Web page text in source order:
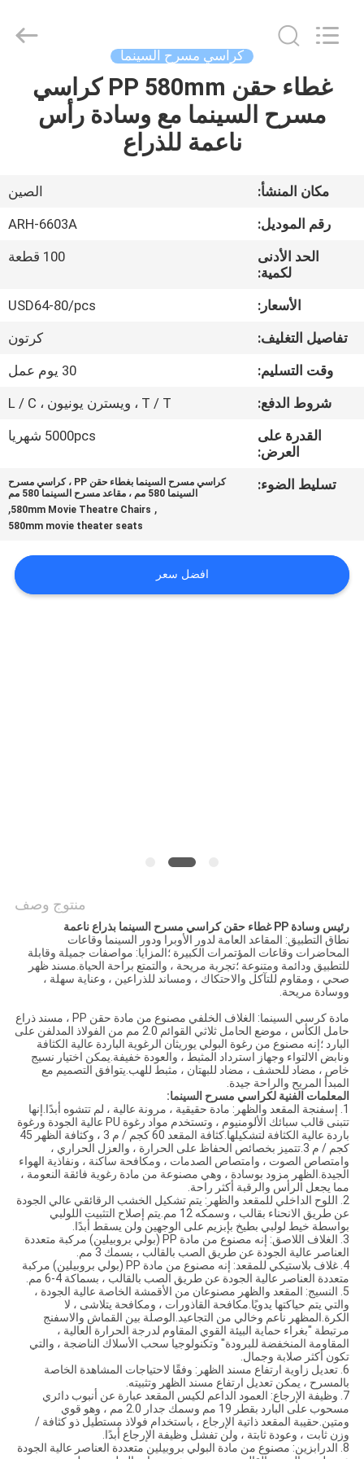
منزل،
معلومات
في
المعمل
مراقبة
الجودة
اتصل
مدونات
Commercial
Co.,Ltd.
كراسي مسرح السينما
غطاء حقن PP 580mm كراسي
مسرح السينما مع وسادة رأس
ناعمة للذراع
مكان المنشأ:
الصين
رقم الموديل:
ARH-6603A
الحد الأدنى
لكمية:
100 قطعة
الأسعار:
USD64-80/pcs
تفاصيل التغليف:
كرتون
وقت التسليم:
30 يوم عمل
شروط الدفع:
T / T ، ويسترن يونيون ، L / C
القدرة على
العرض:
5000pcs شهريا
تسليط الضوء:
كراسي مسرح السينما بغطاء حقن PP ، كراسي مسرح
السينما 580 مم ، مقاعد مسرح السينما 580 مم
,
580mm Movie Theatre Chairs
,
580mm movie theater seats
افضل سعر
منتوج وصف
رئيس وسادة PP غطاء حقن كراسي مسرح السينما بذراع ناعمة
نطاق التطبيق: المقاعد العامة لدور الأوبرا ودور السينما وقاعات
المحاضرات وقاعات المؤتمرات الكبيرة ؛المزايا: مواصفات جميلة وقابلة
للتطبيق ودائمة ومتنوعة ؛تجربة مريحة ، والتمتع براحة الحياة.مسند ظهر
صحي ، ومقاوم للتآكل والاحتكاك ، ومساند للذراعين ، وعناية سهلة ،
ووسادة مريحة.
مادة كرسي السينما: الغلاف الخلفي مصنوع من مادة حقن PP ، مسند ذراع
حامل الكأس ، موضع الحامل ثلاثي القوائم 2.0 مم من الفولاذ المدلفن على
البارد ؛إنه مصنوع من رغوة البولي يوريثان الرغوية الباردة عالية الكثافة
ونابض الالتواء وجهاز استرداد المثبط ، والعودة خفيفة.يمكن اختيار نسيج
خاص ، مضاد للحشف ، مضاد للبهتان ، مثبط للهب.يتوافق التصميم مع
المبدأ المريح والراحة جيدة.
المعلمات الفنية لكراسي مسرح السينما:
1. إسفنجة المقعد والظهر: مادة حقيقية ، مرونة عالية ، لم تتشوه أبدًا.إنها
تتبنى قالب سبائك الألومنيوم ، وتستخدم مواد رغوة PU عالية الجودة ورغوة
باردة عالية الكثافة لتشكيلها.كثافة المقعد 60 كجم / م 3 ، وكثافة الظهر 45
كجم / م 3.تتميز بخصائص الحفاظ على الحرارة ، والعزل الحراري ،
وامتصاص الصوت ، وامتصاص الصدمات ، ومكافحة ساكنة ، ونفاذية الهواء
الجيدة.الظهر مزود بوسادة ، وهي مصنوعة من مادة رغوية فائقة النعومة ،
مما يجعل الرأس والرقبة أكثر راحة.
2. اللوح الداخلي للمقعد والظهر: يتم تشكيل الخشب الرقائقي عالي الجودة
عن طريق الانحناء بقالب ، وسمكه 12 مم.يتم إصلاح التثبيت اللولبي
بواسطة خيط لولبي بطيخ بإبزيم على الوجهين ولن يسقط أبدًا.
3. الغلاف اللاصق: إنه مصنوع من مادة PP (بولي بروبيلين) مركبة متعددة
العناصر عالية الجودة عن طريق الصب بالقالب ، بسمك 3 مم.
4. غلاف بلاستيكي للمقعد: إنه مصنوع من مادة PP (بولي بروبيلين) مركبة
متعددة العناصر عالية الجودة عن طريق الصب بالقالب ، بسماكة 4-6 مم.
5. النسيج: المقعد والظهر مصنوعان من الأقمشة الخاصة عالية الجودة ،
والتي يتم حياكتها يدويًا.مكافحة القاذورات ، ومكافحة يتلاشى ، لا
الكرة.المظهر ناعم وخالي من التجاعيد.الوصلة بين القماش والاسفنج
مرتبطة "بغراء حماية البيئة القوي المقاوم لدرجة الحرارة العالية ،
المقاومة المنخفضة للبرودة" وتكنولوجيا سحب الأسلاك الناضجة ، والتي
تكون أكثر صلابة وجمال.
6. تعديل زاوية ارتفاع مسند الظهر: وفقًا لاحتياجات المشاهدة الخاصة
بالمسرح ، يمكن تعديل ارتفاع مسند الظهر وتثبيته.
7. وظيفة الإرجاع: العمود الداعم لكيس المقعد عبارة عن أنبوب دائري
مسحوب على البارد بقطر 19 مم وسمك جدار 2.0 مم ، وهو قوي
ومتين.حقيبة المقعد ذاتية الإرجاع ، باستخدام فولاذ مستطيل ذو كثافة /
وزن ثابت ، وعودة ثابتة ، ولن تفشل وظيفة الإرجاع أبدًا.
8. الدرابزين: مصنوع من مادة البولي بروبيلين متعددة العناصر عالية الجودة